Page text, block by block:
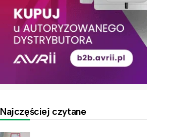
Najczęściej czytane